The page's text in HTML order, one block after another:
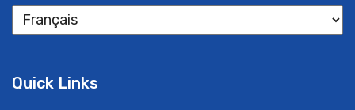
Langues
Quick Links